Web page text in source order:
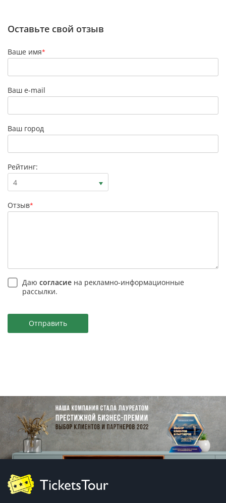
Оставьте свой отзыв
Ваше имя*
Ваш e-mail
Ваш город
Рейтинг:
4
Отзыв*
Даю согласие на рекламно-информационные
рассылки.
Отправить